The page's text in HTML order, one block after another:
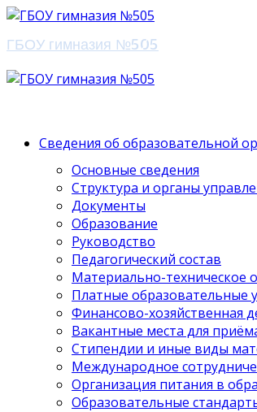
ГБОУ гимназия №505
Сведения об образовательной
Основные сведения
Структура и органы
Документы
Образование
Руководство
Педагогический состав
Материально-техническое
Платные образовательные
Финансово-хозяйственная
Вакантные места для
Стипендии и иные виды
Международное
Организация питания в
Образовательные